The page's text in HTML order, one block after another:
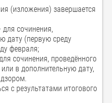
(изложения) завершается
для сочинения,
дату (первую среду
февраля;
сочинения, проведённого
в дополнительную дату,
с результатами итогового